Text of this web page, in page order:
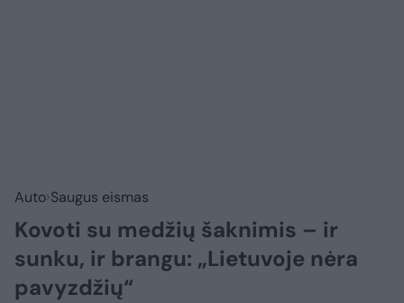
Auto Saugus eismas
Kovoti su medžių šaknimis – ir
sunku, ir brangu: „Lietuvoje nėra
pavyzdžių“